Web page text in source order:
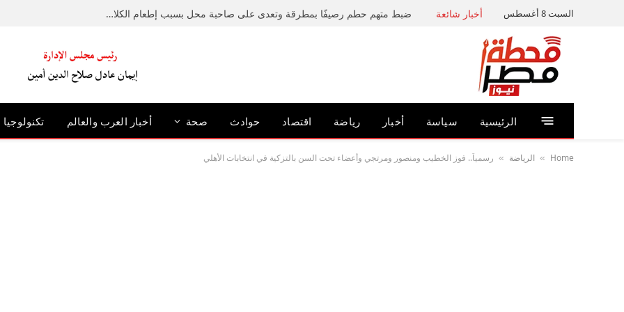
السبت 8 أغسطس أخبار شائعة ضبط متهم حطم رصيفًا بمطرقة وتعدى على صاحبة محل بسبب إطعام الكلاب الضالة بالإسكندرية
الرئيسية سياسة أخبار رياضة اقتصاد حوادث صحة أخبار العرب والعالم تكنولوجيا
Home
» الرياضة » رسمياً.. فوز الخطيب ومنصور ومرتجي وأعضاء تحت السن بالتزكية في انتخابات الأهلي